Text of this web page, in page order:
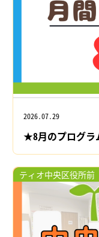
2026.07.29
★8月のプログラ
ティオ中央区役所前